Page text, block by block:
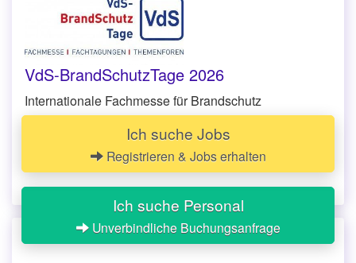
VdS-BrandSchutzTage 2026
Internationale Fachmesse für Brandschutz
02.12. bis 03.12.2026
Congress Centrum Ost - Halle 10.2 ,Deutz-Mülheimer Straße 51,
Ich suche Personal
Unverbindliche Buchungsanfrage
Ich suche Jobs
Registrieren & Jobs erhalten